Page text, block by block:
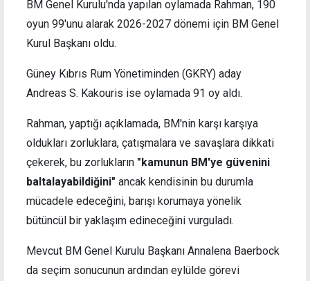
BM Genel Kurulu'nda yapılan oylamada Rahman, 190
oyun 99'unu alarak 2026-2027 dönemi için BM Genel
Kurul Başkanı oldu.
Güney Kıbrıs Rum Yönetiminden (GKRY) aday
Andreas S. Kakouris ise oylamada 91 oy aldı.
Rahman, yaptığı açıklamada, BM'nin karşı karşıya
oldukları zorluklara, çatışmalara ve savaşlara dikkati
çekerek, bu zorlukların "kamunun BM'ye güvenini
baltalayabildiğini" ancak kendisinin bu durumla
mücadele edeceğini, barışı korumaya yönelik
bütüncül bir yaklaşım edineceğini vurguladı.
Mevcut BM Genel Kurulu Başkanı Annalena Baerbock
da seçim sonucunun ardından eylülde görevi